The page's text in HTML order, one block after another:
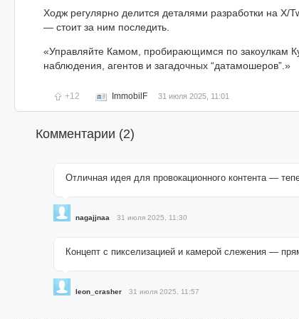
Ходж регулярно делится деталями разработки на
— стоит за ним последить.
«Управляйте Камом, пробирающимся по закоулкам
наблюдения, агентов и загадочных “датамошеров”.»
+12 ImmobilF 31 июля 2025, 11:01
Комментарии (2)
Отличная идея для провокационного контента —
nagajjnaa 31 июля 2025, 11:30
Концепт с пикселизацией и камерой слежения —
leon_crasher 31 июля 2025, 11:57